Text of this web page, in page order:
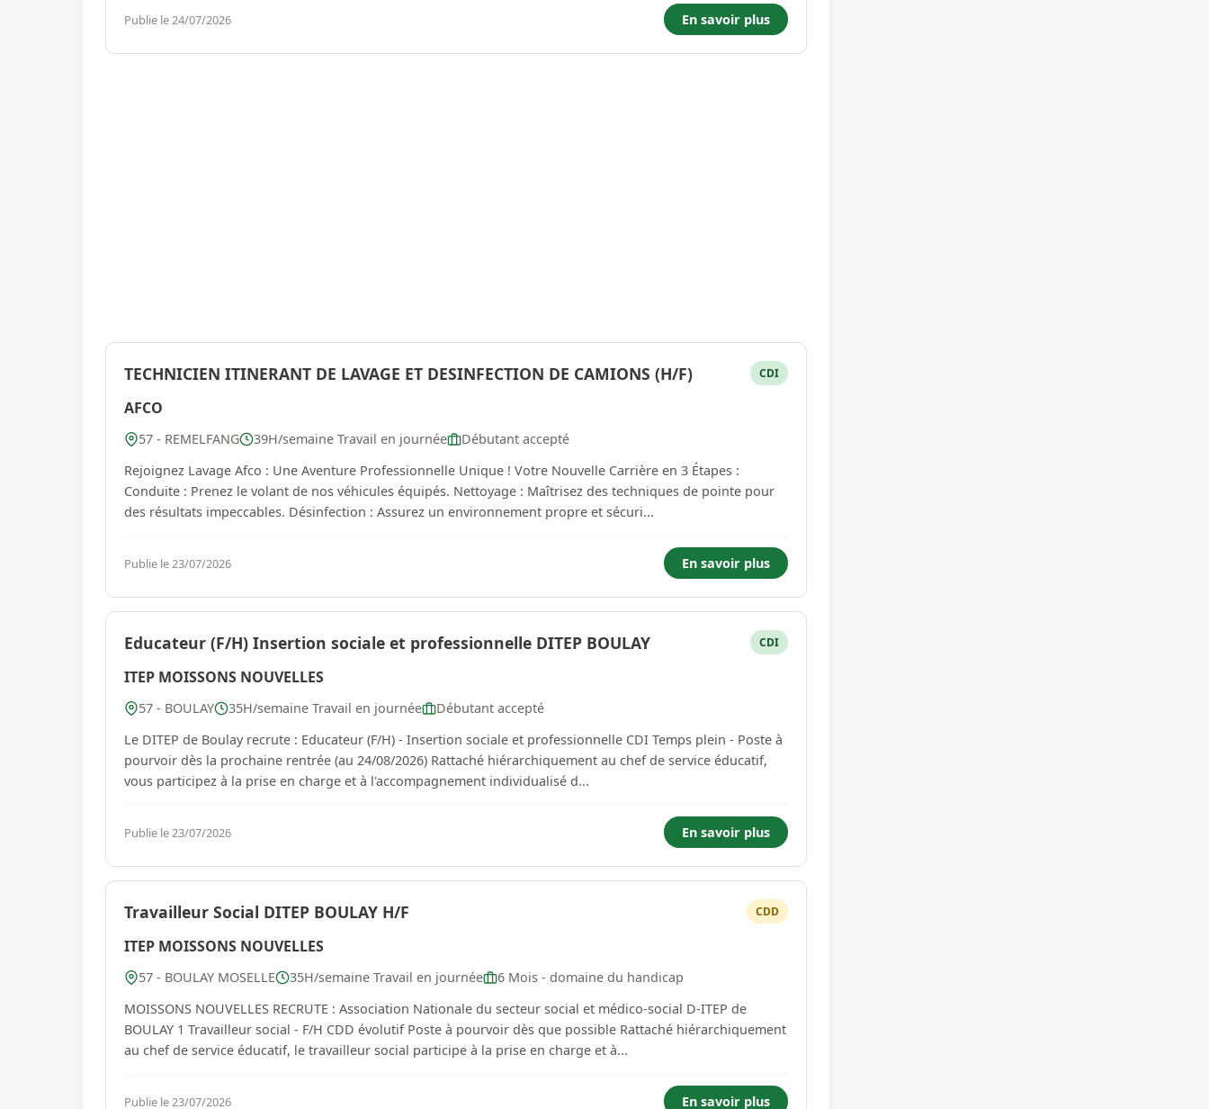
Publie le 24/07/2026 En savoir plus
TECHNICIEN ITINERANT DE LAVAGE ET DESINFECTION DE CAMIONS (H/F) CDI
AFCO
57 - REMELFANG 39H/semaine Travail en journée
Débutant accepté
Rejoignez Lavage Afco : Une Aventure Professionnelle Unique ! Votre Nouvelle Carrière en 3 Étapes :
Conduite : Prenez le volant de nos véhicules équipés. Nettoyage : Maîtrisez des techniques de pointe pour
des résultats impeccables. Désinfection : Assurez un environnement propre et sécuri...
Publie le 23/07/2026 En savoir plus
Educateur (F/H) Insertion sociale et professionnelle DITEP BOULAY CDI
ITEP MOISSONS NOUVELLES
57 - BOULAY 35H/semaine Travail en journée
Débutant accepté
Le DITEP de Boulay recrute : Educateur (F/H) - Insertion sociale et professionnelle CDI Temps plein - Poste à
pourvoir dès la prochaine rentrée (au 24/08/2026) Rattaché hiérarchiquement au chef de service éducatif,
vous participez à la prise en charge et à l'accompagnement individualisé d...
Publie le 23/07/2026 En savoir plus
Travailleur Social DITEP BOULAY H/F CDD
ITEP MOISSONS NOUVELLES
57 - BOULAY MOSELLE 35H/semaine Travail en journée
6 Mois - domaine du handicap
MOISSONS NOUVELLES RECRUTE : Association Nationale du secteur social et médico-social D-ITEP de
BOULAY 1 Travailleur social - F/H CDD évolutif Poste à pourvoir dès que possible Rattaché hiérarchiquement
au chef de service éducatif, le travailleur social participe à la prise en charge et à...
Publie le 23/07/2026 En savoir plus